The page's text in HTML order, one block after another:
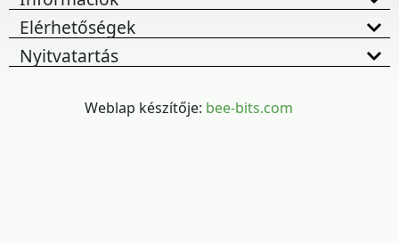
Elérhetőségek
Nyitvatartás
Weblap készítője: bee-bits.com